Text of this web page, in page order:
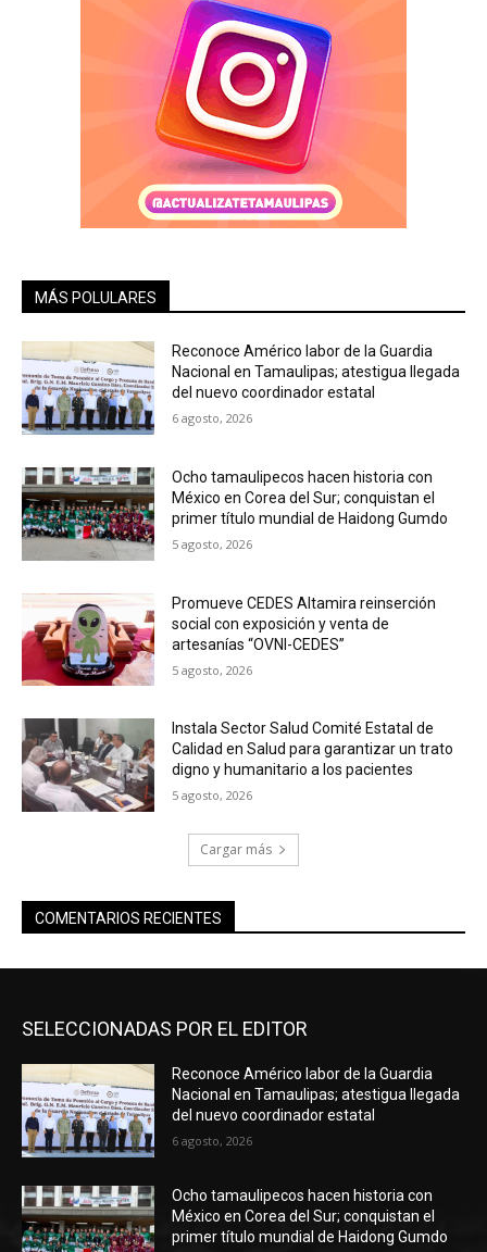
MÁS POLULARES
Reconoce Américo labor de la Guardia
Nacional en Tamaulipas; atestigua llegada
del nuevo coordinador estatal
6 agosto, 2026
Ocho tamaulipecos hacen historia con
México en Corea del Sur; conquistan el
primer título mundial de Haidong Gumdo
5 agosto, 2026
Promueve CEDES Altamira reinserción
social con exposición y venta de
artesanías “OVNI-CEDES”
5 agosto, 2026
Instala Sector Salud Comité Estatal de
Calidad en Salud para garantizar un trato
digno y humanitario a los pacientes
5 agosto, 2026
Cargar más
COMENTARIOS RECIENTES
SELECCIONADAS POR EL EDITOR
Reconoce Américo labor de la Guardia
Nacional en Tamaulipas; atestigua llegada
del nuevo coordinador estatal
6 agosto, 2026
Ocho tamaulipecos hacen historia con
México en Corea del Sur; conquistan el
primer título mundial de Haidong Gumdo